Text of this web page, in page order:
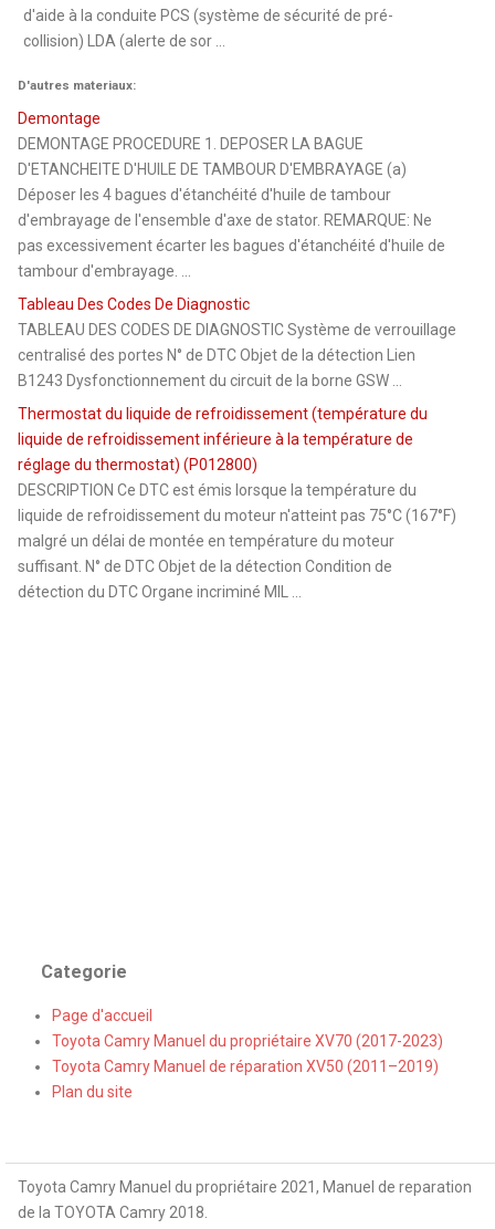
d'aide à la conduite PCS (système de sécurité de pré-
collision) LDA (alerte de sor ...
D'autres materiaux:
Demontage
DEMONTAGE PROCEDURE 1. DEPOSER LA BAGUE
D'ETANCHEITE D'HUILE DE TAMBOUR D'EMBRAYAGE (a)
Déposer les 4 bagues d'étanchéité d'huile de tambour
d'embrayage de l'ensemble d'axe de stator. REMARQUE: Ne
pas excessivement écarter les bagues d'étanchéité d'huile de
tambour d'embrayage. ...
Tableau Des Codes De Diagnostic
TABLEAU DES CODES DE DIAGNOSTIC Système de verrouillage
centralisé des portes N° de DTC Objet de la détection Lien
B1243 Dysfonctionnement du circuit de la borne GSW ...
Thermostat du liquide de refroidissement (température du
liquide de refroidissement inférieure à la température de
réglage du thermostat) (P012800)
DESCRIPTION Ce DTC est émis lorsque la température du
liquide de refroidissement du moteur n'atteint pas 75°C (167°F)
malgré un délai de montée en température du moteur
suffisant. N° de DTC Objet de la détection Condition de
détection du DTC Organe incriminé MIL ...
Categorie
Page d'accueil
Toyota Camry Manuel du propriétaire XV70 (2017-2023)
Toyota Camry Manuel de réparation XV50 (2011–2019)
Plan du site
Toyota Camry Manuel du propriétaire 2021, Manuel de reparation
de la TOYOTA Camry 2018.